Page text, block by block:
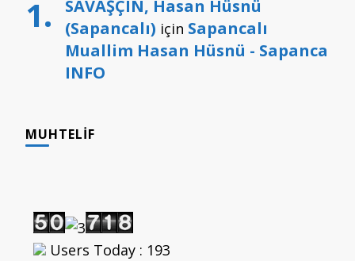
SAVAŞÇIN, Hasan Hüsnü
(Sapancalı) için Sapancalı
Muallim Hasan Hüsnü - Sapanca
INFO
MUHTELIF
Users Today : 193